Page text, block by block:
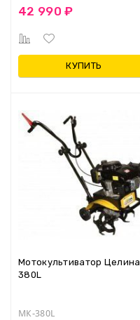
42 990 ₽
КУПИТЬ
Мотокультиватор Целина
380L
МК-380L